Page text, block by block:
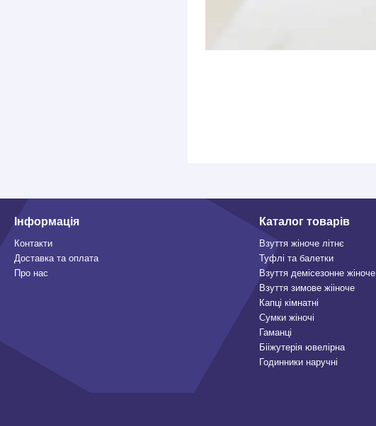
Інформація
Контакти
Доставка та оплата
Про нас
Каталог товарів
Взуття жіноче літнє
Туфлі та балетки
Взуття демісезонне жіноче
Взуття зимове жііноче
Капці кімнатні
Сумки жіночі
Гаманці
Бііжутерія ювелірна
Годинники наручні